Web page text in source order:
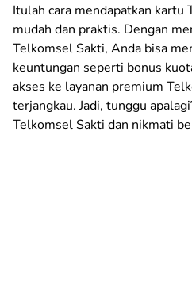
Itulah cara mendapatkan kartu
mudah dan praktis. Dengan
Telkomsel Sakti, Anda bisa
keuntungan seperti bonus
akses ke layanan premium
terjangkau. Jadi, tunggu
Telkomsel Sakti dan nikmati